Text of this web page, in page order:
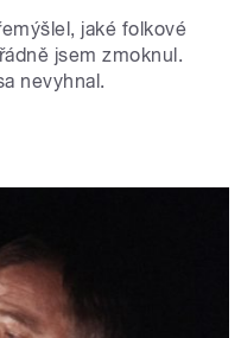
jaké folkové
jsem zmoknul.
nevyhnal.